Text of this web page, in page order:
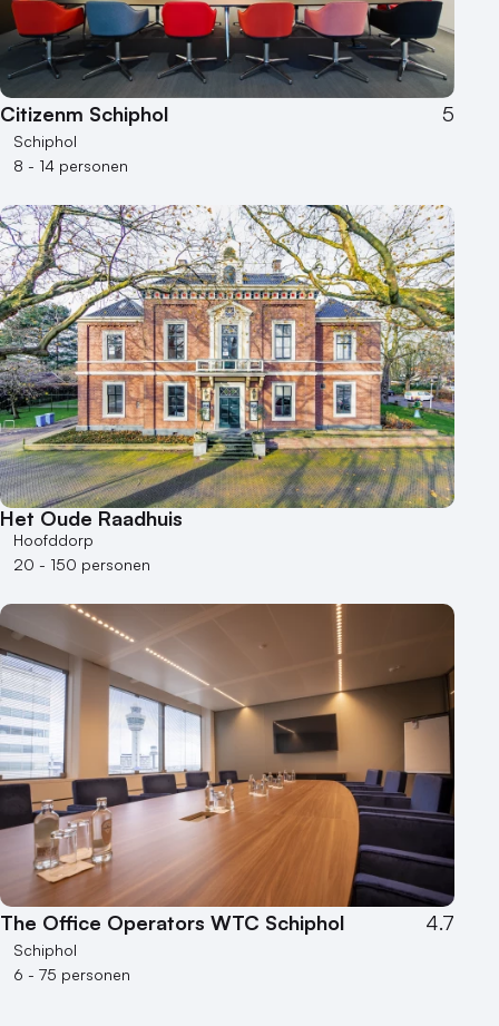
Citizenm Schiphol 5
Schiphol
8 - 14 personen
Het Oude Raadhuis
Hoofddorp
20 - 150 personen
The Office Operators WTC Schiphol 4.7
Schiphol
6 - 75 personen